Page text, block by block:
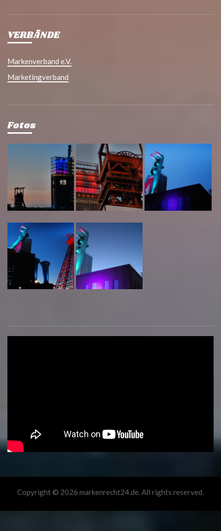
VERBÄNDE
Markenverband e.V.
Marketingverband
Fotos
Copyright © 2026 markenrecht24.de. All rights reserved.